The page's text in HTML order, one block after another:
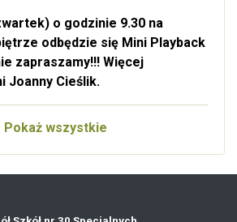
o godzinie 9.30 na
odbędzie się Mini Playback
zapraszamy!!! Więcej
Joanny Cieślik.
Pokaż wszystkie